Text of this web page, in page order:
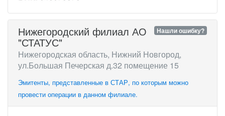
Нашли ошибку?
Нижегородский филиал АО
"СТАТУС"
Нижегородская область, Нижний Новгород,
ул.Большая Печерская д.32 помещение 15
Эмитенты, представленные в СТАР, по которым можно
провести операции в данном филиале.